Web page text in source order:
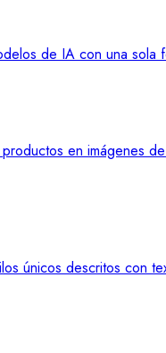
de IA con una sola
en imágenes
únicos descritos con